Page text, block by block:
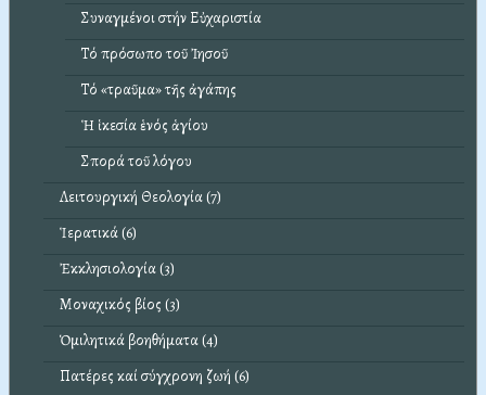
Συναγμένοι στήν Εὐχαριστία
Τό πρόσωπο τοῦ Ἰησοῦ
Τό «τραῦμα» τῆς ἀγάπης
Ἡ ἱκεσία ἑνός ἁγίου
Σπορά τοῦ λόγου
Λειτουργική Θεολογία (7)
Ἱερατικά (6)
Ἐκκλησιολογία (3)
Μοναχικός βίος (3)
Ὁμιλητικά βοηθήματα (4)
Πατέρες καί σύγχρονη ζωή (6)